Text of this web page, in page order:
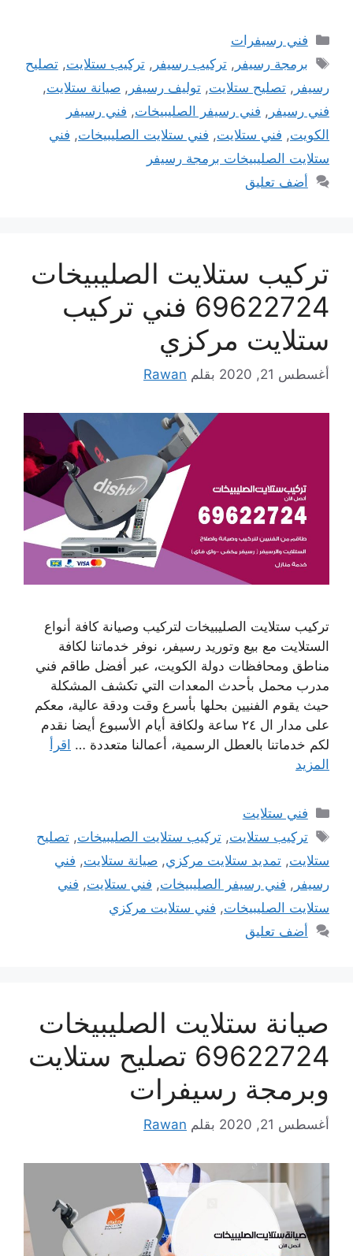
التصنيفات
فني رسيفرات
الوسوم
برمجة رسيفر ,تركيب رسيفر ,تركيب ستلايت,تصليح
رسيفر , تصليح ستلايت, توليف رسيفر , صيانة ستلايت,
فني رسيفر , فني رسيفر الصليبيخات, فني رسيفر
الكويت, فني ستلايت, فني ستلايت الصليبيخات, فني
ستلايت الصليبيخات برمجة رسيفر
أضف تعليق
تركيب ستلايت الصليبيخات
69622724 فني تركيب
ستلايت مركزي
أغسطس 21, 2020 بقلم Rawan
تركيب ستلايت الصليبيخات لتركيب وصيانة كافة أنواع
الستلايت مع بيع وتوريد رسيفر، نوفر خدماتنا لكافة
مناطق ومحافظات دولة الكويت، عبر أفضل طاقم فني
مدرب محمل بأحدث المعدات التي تكشف المشكلة
حيث يقوم الفنيين بحلها بأسرع وقت ودقة عالية، معكم
على مدار ال ٢٤ ساعة ولكافة أيام الأسبوع أيضا نقدم
لكم خدماتنا بالعطل الرسمية، أعمالنا متعددة … اقرأ
المزيد
التصنيفات
فني ستلايت
الوسوم
تركيب ستلايت,تركيب ستلايت الصليبيخات,تصليح
ستلايت, تمديد ستلايت مركزي, صيانة ستلايت, فني
رسيفر , فني رسيفر الصليبيخات, فني ستلايت, فني
ستلايت الصليبيخات, فني ستلايت مركزي
أضف تعليق
صيانة ستلايت الصليبيخات
69622724 تصليح ستلايت
وبرمجة رسيفرات
أغسطس 21, 2020 بقلم Rawan